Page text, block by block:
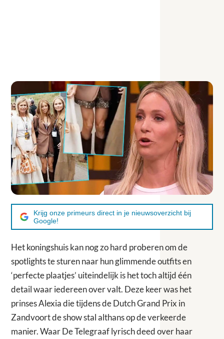
Krijg onze primeurs direct in je nieuwsoverzicht bij
Google!
Het koningshuis kan nog zo hard proberen om de
spotlights te sturen naar hun glimmende outfits en
‘perfecte plaatjes’ uiteindelijk is het toch altijd één
detail waar iedereen over valt. Deze keer was het
prinses Alexia die tijdens de Dutch Grand Prix in
Zandvoort de show stal althans op de verkeerde
manier. Waar De Telegraaf lyrisch deed over haar